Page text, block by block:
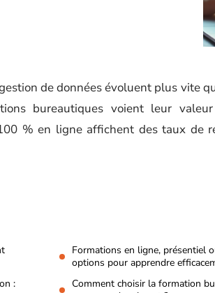
de données évoluent plus vite
bureautiques voient leur
% en ligne affichent des taux de
Formations en ligne, présentiel
options pour apprendre
:
Comment choisir la formation